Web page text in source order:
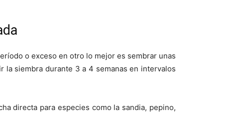
o exceso en otro lo mejor es sembrar unas
la siembra durante 3 a 4 semanas en intervalos
directa para especies como la sandia, pepino,